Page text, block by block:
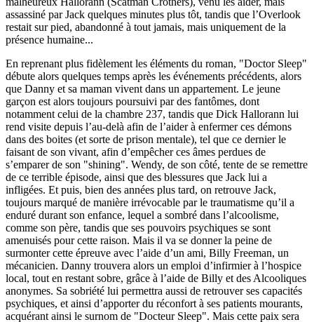
assassiné par Jack quelques minutes plus tôt, tandis que l’Overlook
restait sur pied, abandonné à tout jamais, mais uniquement de la
présence humaine...
En reprenant plus fidèlement les éléments du roman, "Doctor Sleep"
débute alors quelques temps après les événements précédents, alors
que Danny et sa maman vivent dans un appartement. Le jeune
garçon est alors toujours poursuivi par des fantômes, dont
notamment celui de la chambre 237, tandis que Dick Hallorann lui
rend visite depuis l’au-delà afin de l’aider à enfermer ces démons
dans des boites (et sorte de prison mentale), tel que ce dernier le
faisant de son vivant, afin d’empêcher ces âmes perdues de
s’emparer de son "shining". Wendy, de son côté, tente de se remettre
de ce terrible épisode, ainsi que des blessures que Jack lui a
infligées. Et puis, bien des années plus tard, on retrouve Jack,
toujours marqué de manière irrévocable par le traumatisme qu’il a
enduré durant son enfance, lequel a sombré dans l’alcoolisme,
comme son père, tandis que ses pouvoirs psychiques se sont
amenuisés pour cette raison. Mais il va se donner la peine de
surmonter cette épreuve avec l’aide d’un ami, Billy Freeman, un
mécanicien. Danny trouvera alors un emploi d’infirmier à l’hospice
local, tout en restant sobre, grâce à l’aide de Billy et des Alcooliques
anonymes. Sa sobriété lui permettra aussi de retrouver ses capacités
psychiques, et ainsi d’apporter du réconfort à ses patients mourants,
acquérant ainsi le surnom de "Docteur Sleep". Mais cette paix sera